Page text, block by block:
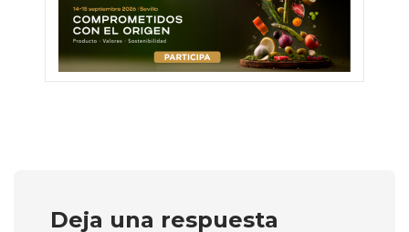
Deja una respuesta